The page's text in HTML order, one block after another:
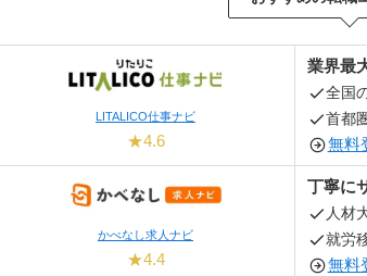
LITALICO仕事ナビ
★4.6
業界最
全国
首都
無料
かべなし求人ナビ
★4.4
丁寧に
人材
就労
無料